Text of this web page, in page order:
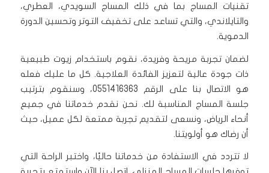
تقنيات المساج بما في ذلك المساج السويدي، العطري،
والتايلاندي، والتي تساعد على تخفيف التوتر وتحسين الدورة
الدموية.
لضمان تجربة مريحة وفريدة، نقوم باستخدام زيوت طبيعية
ذات جودة عالية لتعزيز الفائدة العلاجية. كل ما عليك فعله
هو الاتصال بنا على الرقم 0551416363، وسنقوم بترتيب
جلسة المساج المناسبة لك. نحن نقدم خدماتنا في جميع
أنحاء الرياض، ونسعى لتقديم تجربة ممتعة لكل عميل، حيث
أن رضاك هو أولويتنا.
لا تتردد في الاستفادة من خدماتنا حاليًا، واختبر الراحة التي